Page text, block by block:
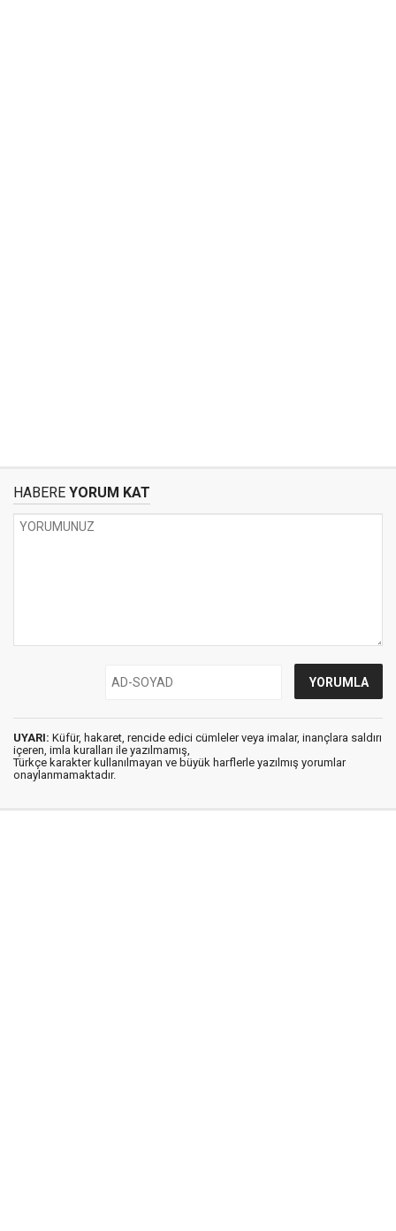
HABERE YORUM KAT
UYARI: Küfür, hakaret, rencide edici cümleler veya imalar, inançlara saldırı
içeren, imla kuralları ile yazılmamış,
Türkçe karakter kullanılmayan ve büyük harflerle yazılmış yorumlar
onaylanmamaktadır.